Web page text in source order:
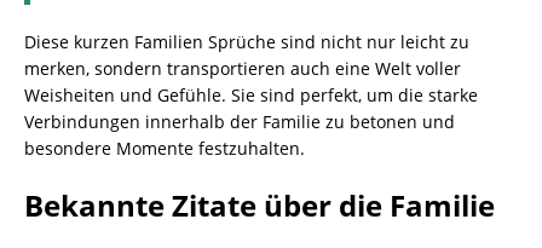
Diese kurzen Familien Sprüche sind nicht nur leicht zu
merken, sondern transportieren auch eine Welt voller
Weisheiten und Gefühle. Sie sind perfekt, um die starke
Verbindungen innerhalb der Familie zu betonen und
besondere Momente festzuhalten.
Bekannte Zitate über die Familie